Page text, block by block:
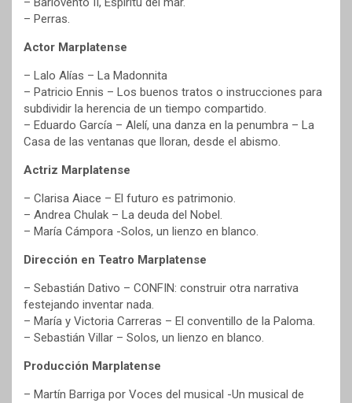
– Perras.
Actor Marplatense
– Lalo Alías – La Madonnita
– Patricio Ennis – Los buenos tratos o instrucciones para
subdividir la herencia de un tiempo compartido.
– Eduardo García – Alelí, una danza en la penumbra – La
Casa de las ventanas que lloran, desde el abismo.
Actriz Marplatense
– Clarisa Aiace – El futuro es patrimonio.
– Andrea Chulak – La deuda del Nobel.
– María Cámpora -Solos, un lienzo en blanco.
Dirección en Teatro Marplatense
– Sebastián Dativo – CONFIN: construir otra narrativa
festejando inventar nada.
– María y Victoria Carreras – El conventillo de la Paloma.
– Sebastián Villar – Solos, un lienzo en blanco.
Producción Marplatense
– Martín Barriga por Voces del musical -Un musical de